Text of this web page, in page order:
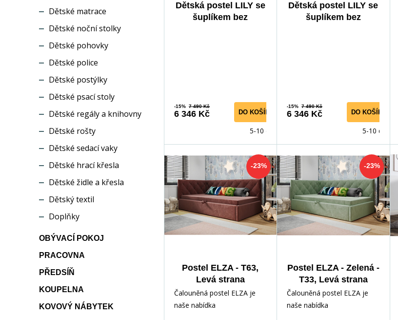
Dětské matrace
Dětské noční stolky
Dětské pohovky
Dětské police
Dětské postýlky
Dětské psací stoly
Dětské regály a knihovny
Dětské rošty
Dětské sedací vaky
Dětské hrací křesla
Dětské židle a křesla
Dětský textil
Doplňky
OBÝVACÍ POKOJ
PRACOVNA
PŘEDSÍŇ
KOUPELNA
KOVOVÝ NÁBYTEK
Dětská postel LILY se
šuplíkem bez
-15% 7 490 Kč
6 346 Kč DO KOŠÍKU
5-10 dnů
Dětská postel LILY se
šuplíkem bez
-15% 7 490 Kč
6 346 Kč DO KOŠÍKU
5-10 dnů
-23%
Postel ELZA - T63,
Levá strana
Čalouněná postel ELZA je
naše nabídka
-23%
Postel ELZA - Zelená -
T33, Levá strana
Čalouněná postel ELZA je
naše nabídka